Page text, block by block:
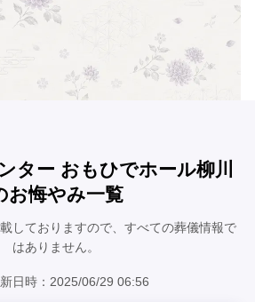
ター おもひでホール柳川
お悔やみ一覧
しておりますので、すべての葬儀情報で
はありません。
日時：2025/06/29 06:56